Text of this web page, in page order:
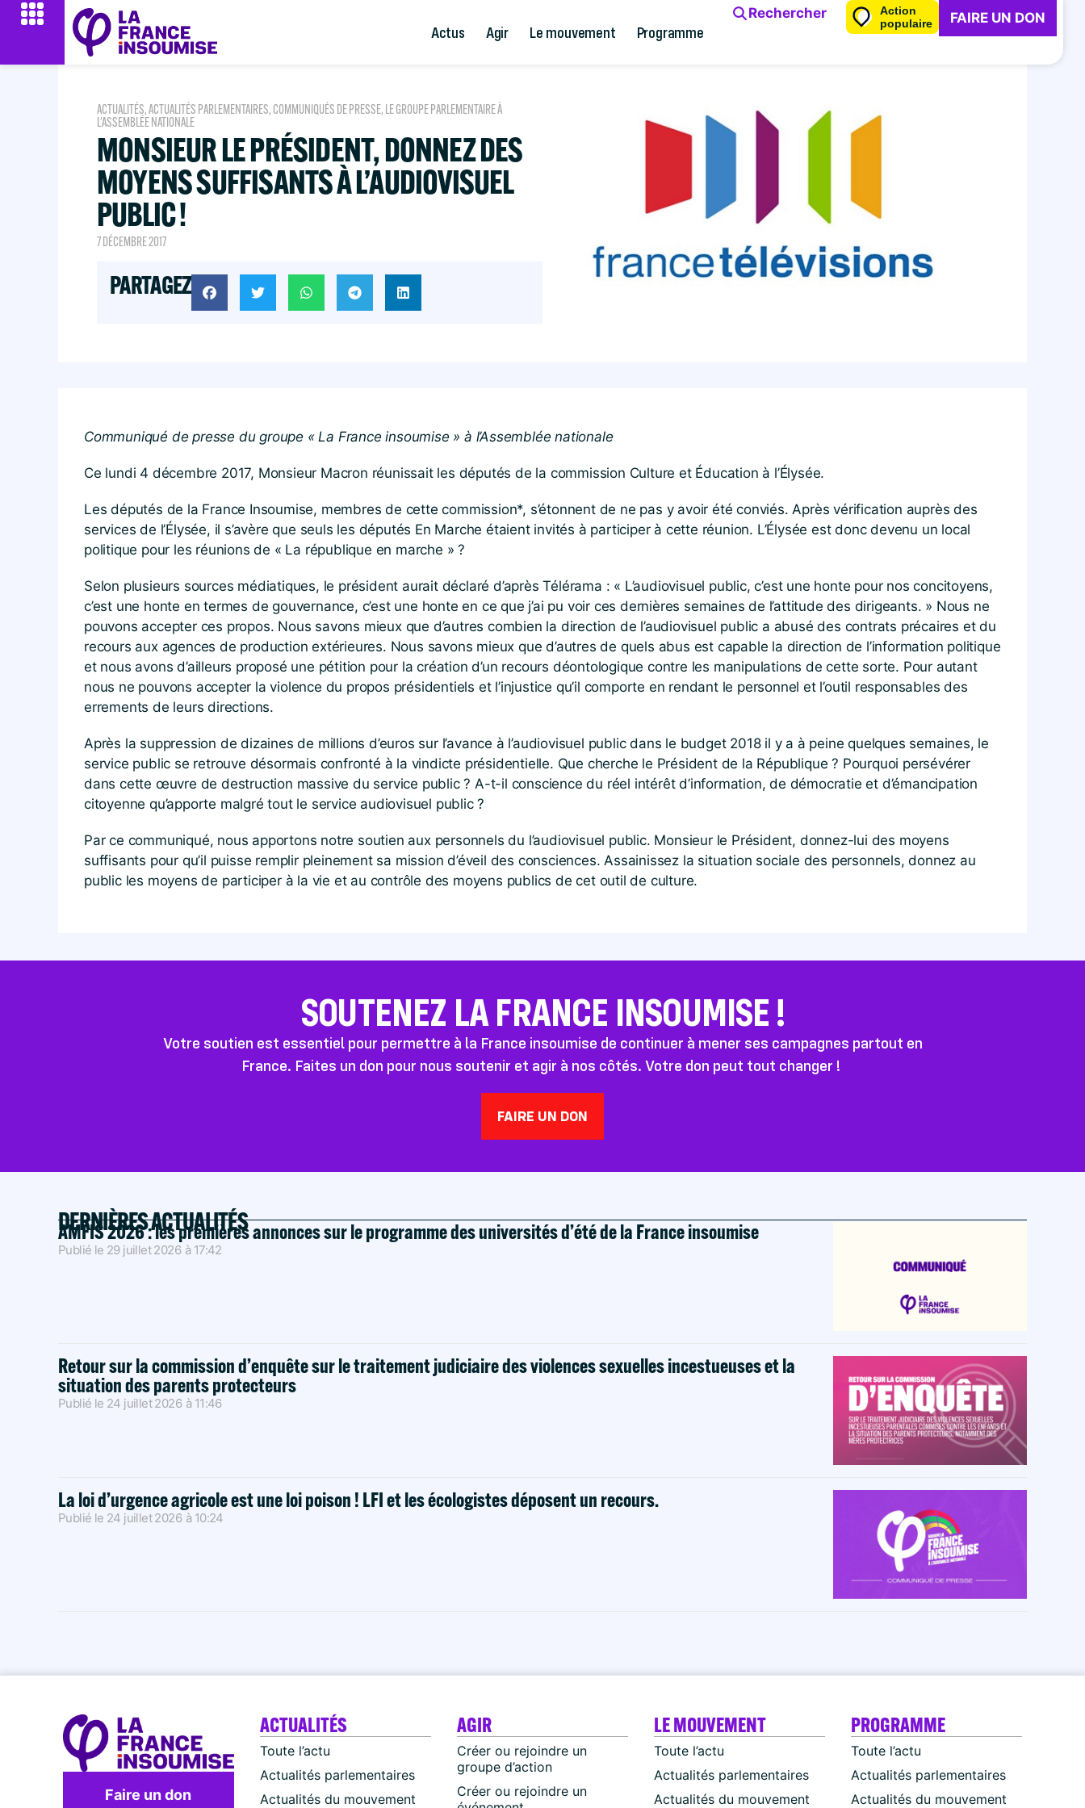
Actus Agir Le mouvement Programme
Rechercher
Action
populaire
FAIRE UN DON
ACTUALITÉS,ACTUALITÉS PARLEMENTAIRES, COMMUNIQUÉS DE PRESSE, LE GROUPE PARLEMENTAIRE À
L'ASSEMBLÉE NATIONALE
MONSIEUR LE PRÉSIDENT, DONNEZ DES
MOYENS SUFFISANTS À L’AUDIOVISUEL
PUBLIC !
7 DÉCEMBRE 2017
PARTAGEZ
Communiqué de presse du groupe « La France insoumise » à l’Assemblée nationale
Ce lundi 4 décembre 2017, Monsieur Macron réunissait les députés de la commission Culture et Éducation à l’Élysée.
Les députés de la France Insoumise, membres de cette commission*, s’étonnent de ne pas y avoir été conviés. Après vérification auprès des
services de l’Élysée, il s’avère que seuls les députés En Marche étaient invités à participer à cette réunion. L’Élysée est donc devenu un local
politique pour les réunions de « La république en marche » ?
Selon plusieurs sources médiatiques, le président aurait déclaré d’après Télérama : « L’audiovisuel public, c’est une honte pour nos concitoyens,
c’est une honte en termes de gouvernance, c’est une honte en ce que j’ai pu voir ces dernières semaines de l’attitude des dirigeants. » Nous ne
pouvons accepter ces propos. Nous savons mieux que d’autres combien la direction de l’audiovisuel public a abusé des contrats précaires et du
recours aux agences de production extérieures. Nous savons mieux que d’autres de quels abus est capable la direction de l’information politique
et nous avons d’ailleurs proposé une pétition pour la création d’un recours déontologique contre les manipulations de cette sorte. Pour autant
nous ne pouvons accepter la violence du propos présidentiels et l’injustice qu’il comporte en rendant le personnel et l’outil responsables des
errements de leurs directions.
Après la suppression de dizaines de millions d’euros sur l’avance à l’audiovisuel public dans le budget 2018 il y a à peine quelques semaines, le
service public se retrouve désormais confronté à la vindicte présidentielle. Que cherche le Président de la République ? Pourquoi persévérer
dans cette œuvre de destruction massive du service public ? A-t-il conscience du réel intérêt d’information, de démocratie et d’émancipation
citoyenne qu’apporte malgré tout le service audiovisuel public ?
Par ce communiqué, nous apportons notre soutien aux personnels du l’audiovisuel public. Monsieur le Président, donnez-lui des moyens
suffisants pour qu’il puisse remplir pleinement sa mission d’éveil des consciences. Assainissez la situation sociale des personnels, donnez au
public les moyens de participer à la vie et au contrôle des moyens publics de cet outil de culture.
SOUTENEZ LA FRANCE INSOUMISE !
Votre soutien est essentiel pour permettre à la France insoumise de continuer à mener ses campagnes partout en
France. Faites un don pour nous soutenir et agir à nos côtés. Votre don peut tout changer !
FAIRE UN DON
DERNIÈRES ACTUALITÉS
AMFIS 2026 : les premières annonces sur le programme des universités d’été de la France insoumise
Publié le 29 juillet 2026 à 17:42
Retour sur la commission d’enquête sur le traitement judiciaire des violences sexuelles incestueuses et la
situation des parents protecteurs
Publié le 24 juillet 2026 à 11:46
La loi d’urgence agricole est une loi poison ! LFI et les écologistes déposent un recours.
Publié le 24 juillet 2026 à 10:24
Faire un don
ACTUALITÉS
Toute l’actu
Actualités parlementaires
Actualités du mouvement
AGIR
Créer ou rejoindre un
groupe d’action
Créer ou rejoindre un
LE MOUVEMENT
Toute l’actu
Actualités parlementaires
Actualités du mouvement
PROGRAMME
Toute l’actu
Actualités parlementaires
Actualités du mouvement